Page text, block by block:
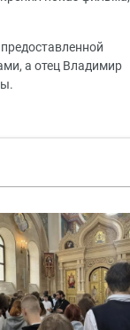
а отец Владимир